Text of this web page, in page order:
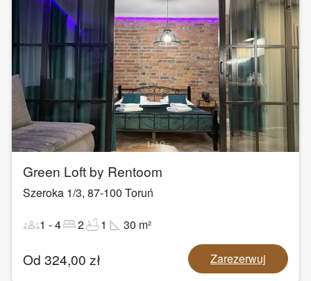
1/19
Green Loft by Rentoom
Szeroka 1/3, 87-100 Toruń
groups1 -4bed2bathtub1 square_foot 30 m²
Od 324,00 zł Zarezerwuj